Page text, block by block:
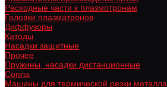
Расходные части к плазмотронам
Головки плазматронов
Диффузоры
Катоды
Насадки защитные
Прочее
Пружины, насадки дистанционные
Сопла
Машины для термической резки металла